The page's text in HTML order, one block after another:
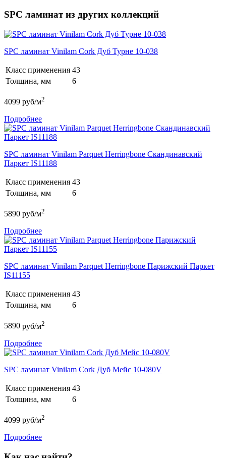
SPC ламинат из других коллекций
SPC ламинат Vinilam Cork Дуб Турне 10-038
Класс применения 43
Толщина, мм
6
4099 руб/м2
Подробнее
SPC ламинат Vinilam Parquet Herringbone Скандинавский
Паркет IS11188
Класс применения 43
Толщина, мм
6
5890 руб/м2
Подробнее
SPC ламинат Vinilam Parquet Herringbone Парижский Паркет
IS11155
Класс применения 43
Толщина, мм
6
5890 руб/м2
Подробнее
SPC ламинат Vinilam Cork Дуб Мейс 10-080V
Класс применения 43
Толщина, мм
6
4099 руб/м2
Подробнее